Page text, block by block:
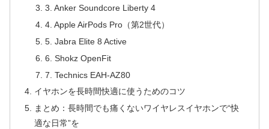
3. Anker Soundcore Liberty 4
4. Apple AirPods Pro（第2世代）
5. Jabra Elite 8 Active
6. Shokz OpenFit
7. Technics EAH-AZ80
イヤホンを長時間快適に使うためのコツ
まとめ：長時間でも痛くないワイヤレスイヤホンで“快
適な日常”を